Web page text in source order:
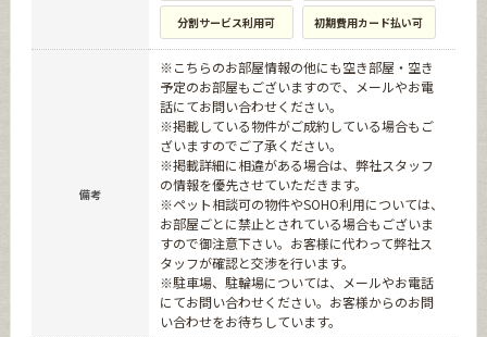
分割サービス利用可 初期費用カード払い可
備考
※こちらのお部屋情報の他にも空き部屋・空き
予定のお部屋もございますので、メールやお電
話にてお問い合わせください。
※掲載している物件がご成約している場合もご
ざいますのでご了承ください。
※掲載詳細に相違がある場合は、弊社スタッフ
の情報を優先させていただきます。
※ペット相談可の物件やSOHO利用については、
お部屋ごとに禁止とされている場合もございま
すので御注意下さい。お客様に代わって弊社ス
タッフが確認と交渉を行います。
※駐車場、駐輪場については、メールやお電話
にてお問い合わせください。お客様からのお問
い合わせをお待ちしています。